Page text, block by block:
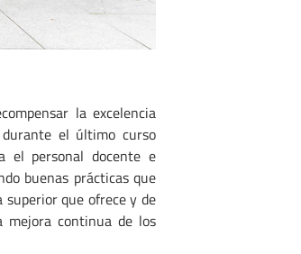
la excelencia
durante el último curso
el personal docente e
buenas prácticas que
superior que ofrece y de
mejora continua de los